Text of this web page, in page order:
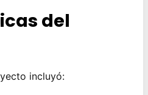
del
incluyó: